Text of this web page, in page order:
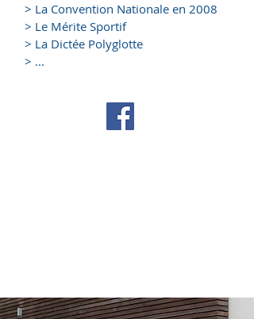
> La Convention Nationale en 2008
> Le Mérite Sportif
> La Dictée Polyglotte
> ...